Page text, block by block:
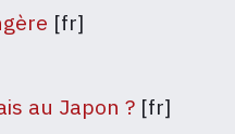
[fr]
au Japon ? [fr]